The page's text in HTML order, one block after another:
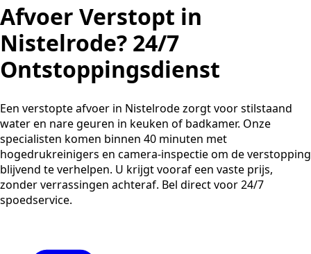
Afvoer Verstopt in
Nistelrode? 24/7
Ontstoppingsdienst
Een verstopte afvoer in Nistelrode zorgt voor stilstaand
water en nare geuren in keuken of badkamer. Onze
specialisten komen binnen 40 minuten met
hogedrukreinigers en camera-inspectie om de verstopping
blijvend te verhelpen. U krijgt vooraf een vaste prijs,
zonder verrassingen achteraf. Bel direct voor 24/7
spoedservice.